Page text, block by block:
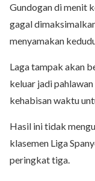
Gundogan di menit
gagal
menyamakan
Laga tampak akan
keluar jadi
kehabisan waktu
Hasil ini tidak
klasemen Liga
peringkat tiga.